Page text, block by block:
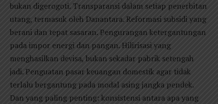
bukan digerogoti. Transparansi dalam setiap penerbitan
utang, termasuk oleh Danantara. Reformasi subsidi yang
berani dan tepat sasaran. Pengurangan ketergantungan
pada impor energi dan pangan. Hilirisasi yang
menghasilkan devisa, bukan sekadar pabrik setengah
jadi. Penguatan pasar keuangan domestik agar tidak
terlalu bergantung pada modal asing jangka pendek.
Dan yang paling penting: konsistensi antara apa yang